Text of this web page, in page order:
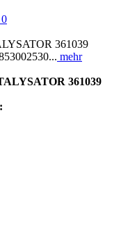
0
361039
mehr
361039